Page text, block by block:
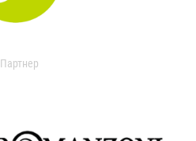
Партнер